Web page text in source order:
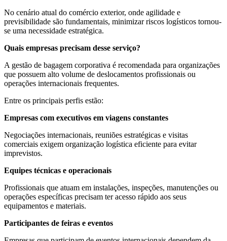
No cenário atual do comércio exterior, onde agilidade e
previsibilidade são fundamentais, minimizar riscos logísticos tornou-
se uma necessidade estratégica.
Quais empresas precisam desse serviço?
A gestão de bagagem corporativa é recomendada para organizações
que possuem alto volume de deslocamentos profissionais ou
operações internacionais frequentes.
Entre os principais perfis estão:
Empresas com executivos em viagens constantes
Negociações internacionais, reuniões estratégicas e visitas
comerciais exigem organização logística eficiente para evitar
imprevistos.
Equipes técnicas e operacionais
Profissionais que atuam em instalações, inspeções, manutenções ou
operações específicas precisam ter acesso rápido aos seus
equipamentos e materiais.
Participantes de feiras e eventos